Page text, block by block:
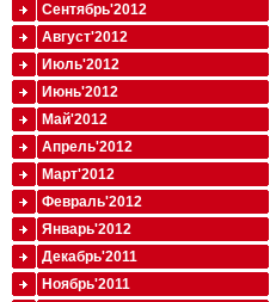
Сентябрь'2012
Август'2012
Июль'2012
Июнь'2012
Май'2012
Апрель'2012
Март'2012
Февраль'2012
Январь'2012
Декабрь'2011
Ноябрь'2011